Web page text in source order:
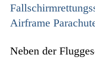
Airframe
Neben der